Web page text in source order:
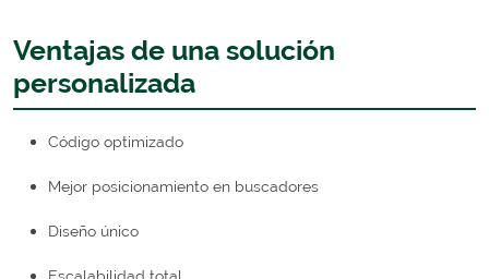
Ventajas de una solución
personalizada
Código optimizado
Mejor posicionamiento en buscadores
Diseño único
Escalabilidad total